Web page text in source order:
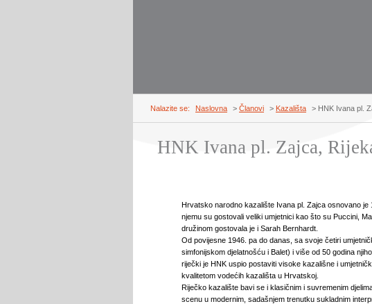
Nalazite se: Naslovna > Članovi > Kazališta > HNK Ivana pl.
HNK Ivana pl. Zajca,
Hrvatsko narodno kazalište Ivana pl. Zajca osnovano
njemu su gostovali veliki umjetnici kao što su Puccini,
družinom gostovala je i Sarah Bernhardt.
Od povijesne 1946. pa do danas, sa svoje četiri
simfonijskom djelatnošću i Balet) i više od 50 godina
riječki je HNK uspio postaviti visoke kazališne i
kvalitetom vodećih kazališta u Hrvatskoj.
Riječko kazalište bavi se i klasičnim i suvremenim
scenu u modernim, sadašnjem trenutku sukladnim